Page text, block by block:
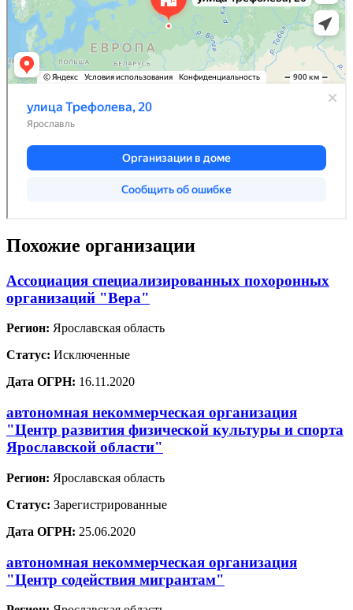
Похожие организации
Ассоциация специализированных похоронных
организаций "Вера"
Регион: Ярославская область
Статус: Исключенные
Дата ОГРН: 16.11.2020
автономная некоммерческая организация
"Центр развития физической культуры и спорта
Ярославской области"
Регион: Ярославская область
Статус: Зарегистрированные
Дата ОГРН: 25.06.2020
автономная некоммерческая организация
"Центр содействия мигрантам"